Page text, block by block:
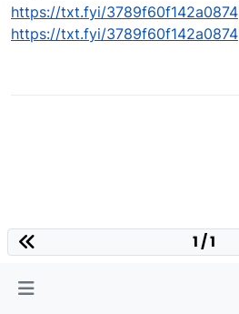
https://txt.fyi/3789f60f142a0874
https://txt.fyi/3789f60f142a0874
1 / 1